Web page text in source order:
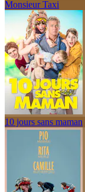
Monsieur Taxi
10 jours sans maman